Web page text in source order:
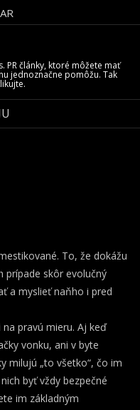
PR články, ktoré môžete mať
jednoznačne pomôžu. Tak
To, že dokážu
prípade skôr evolučný
a myslieť naňho i pred
pravú mieru. Aj keď
vonku, ani v byte
milujú „to všetko“, čo im
byť vždy bezpečné
im základným